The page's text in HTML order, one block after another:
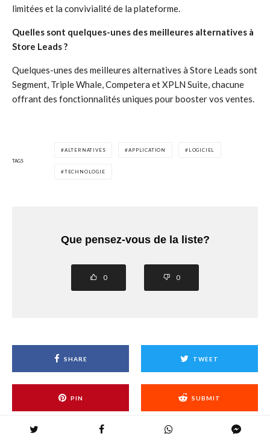
limitées et la convivialité de la plateforme.
Quelles sont quelques-unes des meilleures alternatives à
Store Leads ?
Quelques-unes des meilleures alternatives à Store Leads sont
Segment, Triple Whale, Competera et XPLN Suite, chacune
offrant des fonctionnalités uniques pour booster vos ventes.
TAGS
ALTERNATIVES APPLICATION LOGICIEL
TECHNOLOGIE
Que pensez-vous de la liste?
0 0
SHARE TWEET
PIN SUBMIT